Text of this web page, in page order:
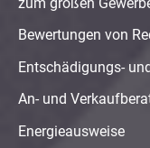
Bewertungen von
Entschädigungs-
An- und
Energieausweise